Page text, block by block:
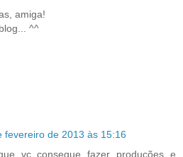
amiga!
^^
fevereiro de 2013 às 15:16
vc consegue fazer produções e